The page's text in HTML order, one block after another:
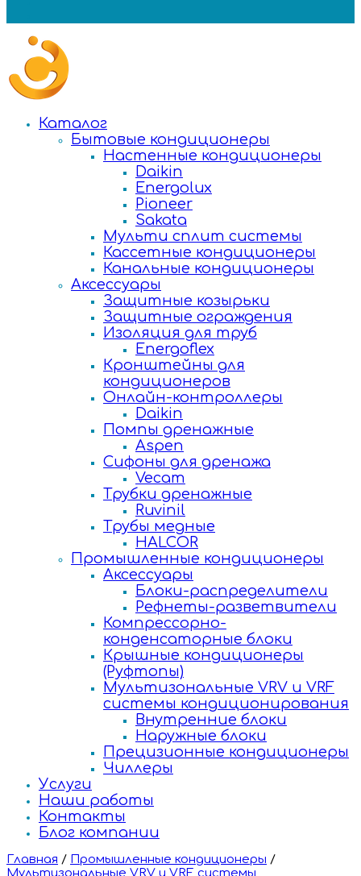
Каталог
Бытовые кондиционеры
Настенные кондиционеры
Daikin
Energolux
Pioneer
Sakata
Мульти сплит системы
Кассетные кондиционеры
Канальные кондиционеры
Аксессуары
Защитные козырьки
Защитные ограждения
Изоляция для труб
Energoflex
Кронштейны для
кондиционеров
Онлайн-контроллеры
Daikin
Помпы дренажные
Aspen
Сифоны для дренажа
Vecam
Трубки дренажные
Ruvinil
Трубы медные
HALCOR
Промышленные кондиционеры
Аксессуары
Блоки-распределители
Рефнеты-разветвители
Компрессорно-
конденсаторные блоки
Крышные кондиционеры
(Руфтопы)
Мультизональные VRV и VRF
системы кондиционирования
Внутренние блоки
Наружные блоки
Прецизионные кондиционеры
Чиллеры
Услуги
Наши работы
Контакты
Блог компании
Главная / Промышленные кондиционеры /
Мультизональные VRV и VRF системы